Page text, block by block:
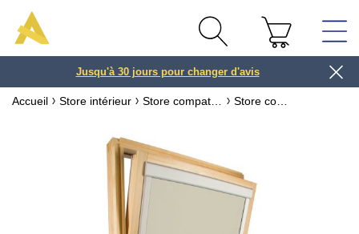
3 ou 4x
Jusqu'à 30 jours pour changer d'avis
Accueil Store intérieur